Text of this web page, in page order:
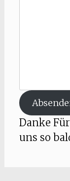
Danke
uns so